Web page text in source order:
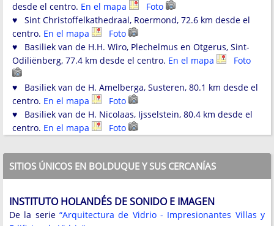
desde el centro. En el mapa
Foto
♥ Sint Christoffelkathedraal, Roermond, 72.6 km desde el
centro. En el mapa
Foto
♥ Basiliek van de H.H. Wiro, Plechelmus en Otgerus, Sint-
Odiliënberg, 77.4 km desde el centro. En el mapa Foto
♥ Basiliek van de H. Amelberga, Susteren, 80.1 km desde el
centro. En el mapa
Foto
♥ Basiliek van de H. Nicolaas, Ijsselstein, 80.4 km desde el
centro. En el mapa Foto
SITIOS ÚNICOS EN BOLDUQUE Y SUS CERCANÍAS
INSTITUTO HOLANDÉS DE SONIDO E IMAGEN
De la serie “Arquitectura de Vidrio - Impresionantes Villas y